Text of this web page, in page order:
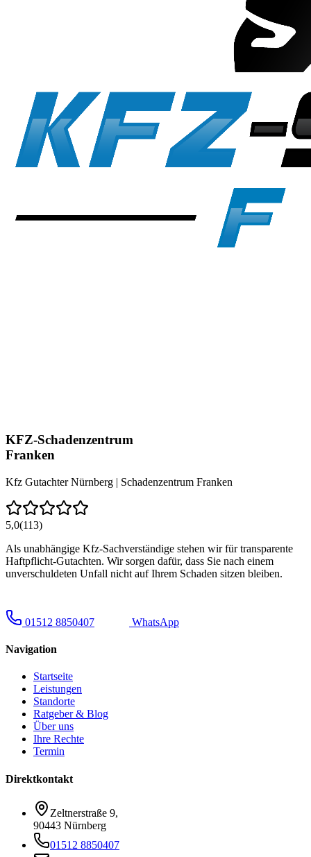
KFZ-Schadenzentrum
Franken
Kfz Gutachter Nürnberg | Schadenzentrum Franken
5,0(113)
Als unabhängige Kfz-Sachverständige stehen wir für transparente
Haftpflicht-Gutachten. Wir sorgen dafür, dass Sie nach einem
unverschuldeten Unfall nicht auf Ihrem Schaden sitzen bleiben.
01512 8850407 WhatsApp
Navigation
Startseite
Leistungen
Standorte
Ratgeber & Blog
Über uns
Ihre Rechte
Termin
Direktkontakt
Zeltnerstraße 9,
90443 Nürnberg
01512 8850407